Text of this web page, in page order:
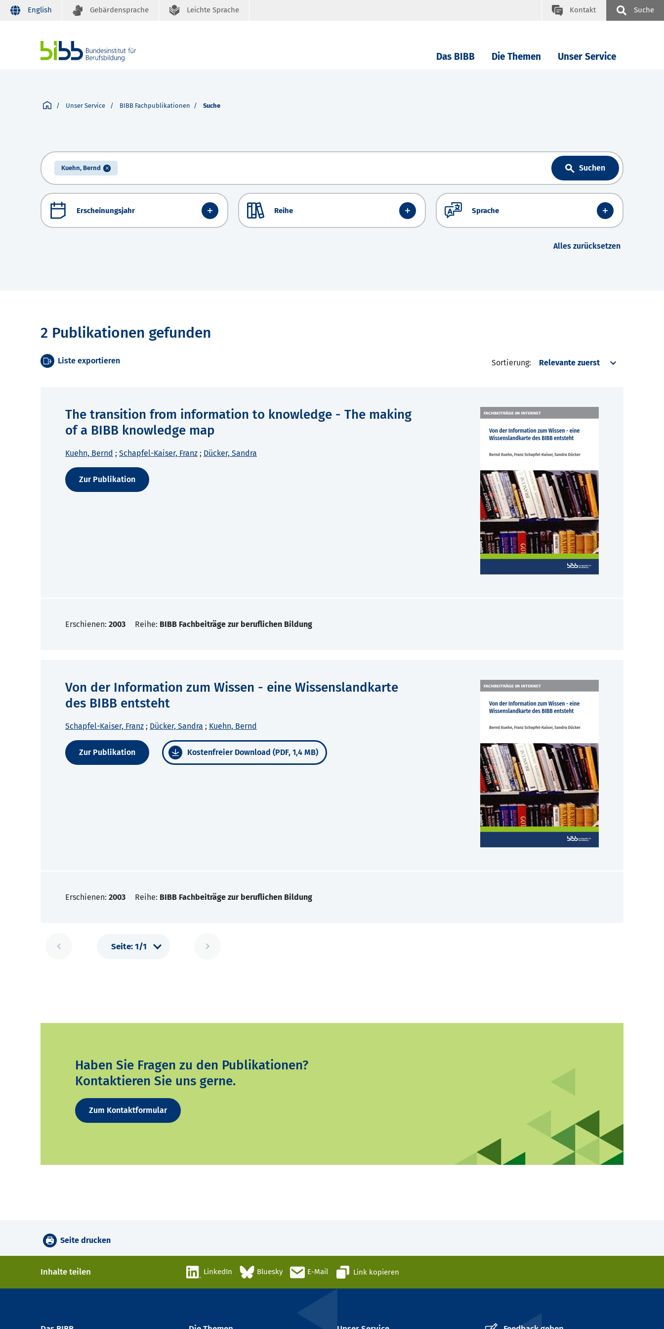
English Gebärdensprache Leichte Sprache Kontakt Suche
Das BIBB Die Themen Unser Service
Unser Service BIBB Fachpublikationen Suche
Kuehn, Bernd Suchen
Erscheinungsjahr Reihe Sprache
Alles zurücksetzen
2 Publikationen gefunden
Liste exportieren Sortierung:
The transition from information to knowledge - The making
of a BIBB knowledge map
Kuehn, Bernd ; Schapfel-Kaiser, Franz ; Dücker, Sandra
Zur Publikation
Erschienen: 2003 Reihe: BIBB Fachbeiträge zur beruflichen Bildung
Von der Information zum Wissen - eine Wissenslandkarte
des BIBB entsteht
Schapfel-Kaiser, Franz ; Dücker, Sandra ; Kuehn, Bernd
Zur Publikation Kostenfreier Download (PDF, 1,4 MB)
Erschienen: 2003 Reihe: BIBB Fachbeiträge zur beruflichen Bildung
Haben Sie Fragen zu den Publikationen?
Kontaktieren Sie uns gerne.
Zum Kontaktformular
Seite drucken
Inhalte teilen LinkedIn Bluesky E-Mail Link kopieren